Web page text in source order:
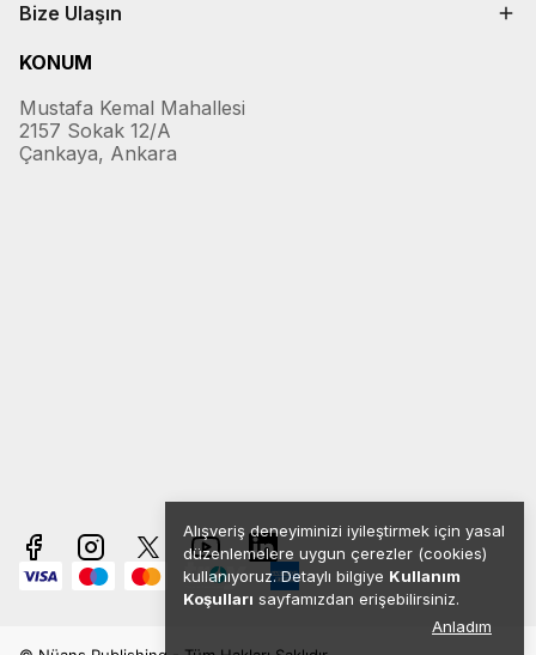
Alışveriş deneyiminizi iyileştirmek için yasal
düzenlemelere uygun çerezler (cookies)
kullanıyoruz. Detaylı bilgiye Kullanım
Koşulları sayfamızdan erişebilirsiniz.
Anladım
Bize Ulaşın
KONUM
Mustafa Kemal Mahallesi
2157 Sokak 12/A
Çankaya, Ankara